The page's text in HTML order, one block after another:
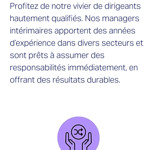
Profitez de notre vivier de dirigeants
hautement qualifiés. Nos managers
intérimaires apportent des années
d’expérience dans divers secteurs et
sont prêts à assumer des
responsabilités immédiatement, en
offrant des résultats durables.